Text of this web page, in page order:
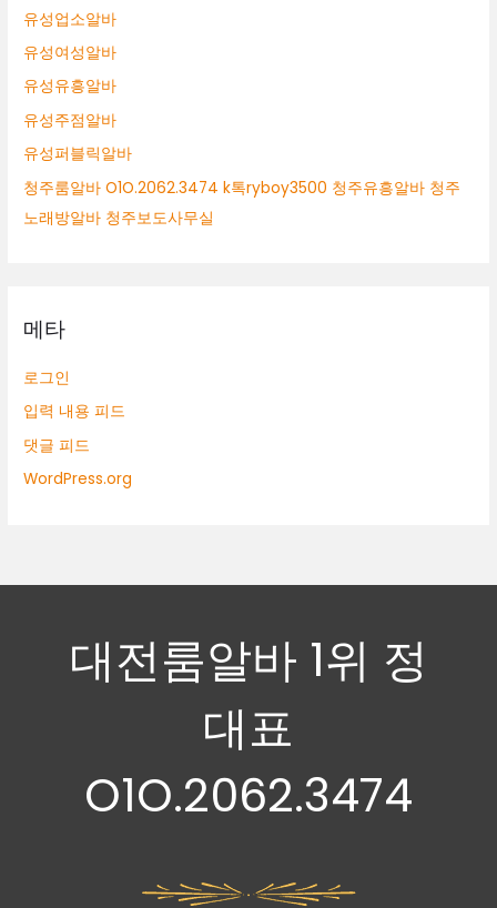
유성업소알바
유성여성알바
유성유흥알바
유성주점알바
유성퍼블릭알바
청주룸알바 O1O.2062.3474 k톡ryboy3500 청주유흥알바 청주
노래방알바 청주보도사무실
메타
로그인
입력 내용 피드
댓글 피드
WordPress.org
대전룸알바 1위 정
대표
O1O.2062.3474